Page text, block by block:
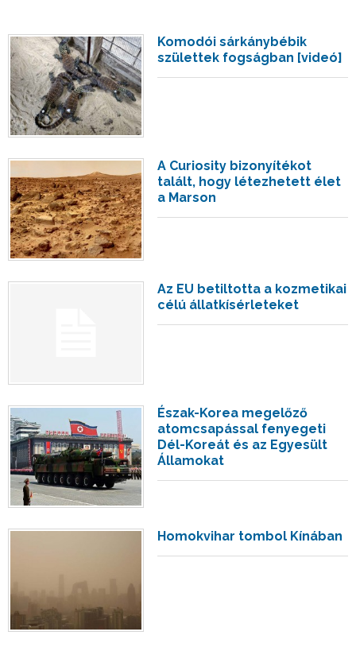
Komodói sárkánybébik
születtek fogságban [videó]
A Curiosity bizonyítékot
talált, hogy létezhetett élet
a Marson
Az EU betiltotta a kozmetikai
célú állatkísérleteket
Észak-Korea megelőző
atomcsapással fenyegeti
Dél-Koreát és az Egyesült
Államokat
Homokvihar tombol Kínában